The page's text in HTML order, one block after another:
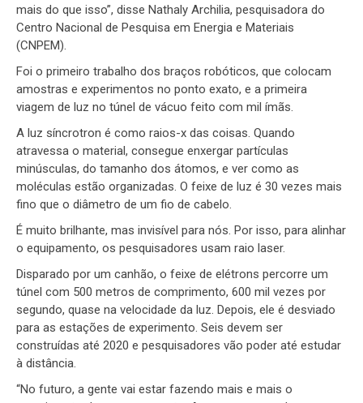
mais do que isso”, disse Nathaly Archilia, pesquisadora do
Centro Nacional de Pesquisa em Energia e Materiais
(CNPEM).
Foi o primeiro trabalho dos braços robóticos, que colocam
amostras e experimentos no ponto exato, e a primeira
viagem de luz no túnel de vácuo feito com mil ímãs.
A luz síncrotron é como raios-x das coisas. Quando
atravessa o material, consegue enxergar partículas
minúsculas, do tamanho dos átomos, e ver como as
moléculas estão organizadas. O feixe de luz é 30 vezes mais
fino que o diâmetro de um fio de cabelo.
É muito brilhante, mas invisível para nós. Por isso, para alinhar
o equipamento, os pesquisadores usam raio laser.
Disparado por um canhão, o feixe de elétrons percorre um
túnel com 500 metros de comprimento, 600 mil vezes por
segundo, quase na velocidade da luz. Depois, ele é desviado
para as estações de experimento. Seis devem ser
construídas até 2020 e pesquisadores vão poder até estudar
à distância.
“No futuro, a gente vai estar fazendo mais e mais o